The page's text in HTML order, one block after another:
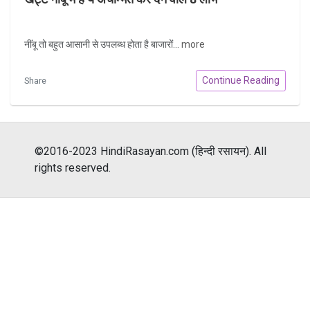
नींबू तो बहुत आसानी से उपलब्ध होता है बाजारों... more
Share Continue Reading
©2016-2023 HindiRasayan.com (हिन्दी रसायन). All
rights reserved.